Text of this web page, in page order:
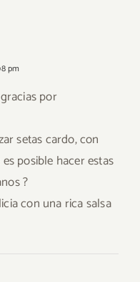
pm
por
setas cardo, con
posible hacer estas
?
con una rica salsa